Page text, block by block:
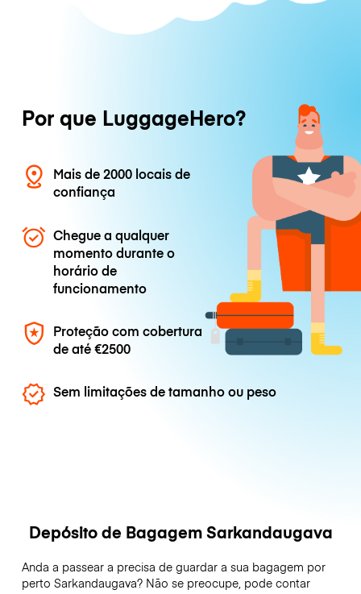
Por que LuggageHero?
Mais de 2000 locais de
confiança
Chegue a qualquer
momento durante o
horário de
funcionamento
Proteção com cobertura
de até€2500
Sem limitações de tamanho ou peso
Depósito de Bagagem Sarkandaugava
Anda a passear a precisa de guardar a sua bagagem por
perto Sarkandaugava? Não se preocupe, pode contar